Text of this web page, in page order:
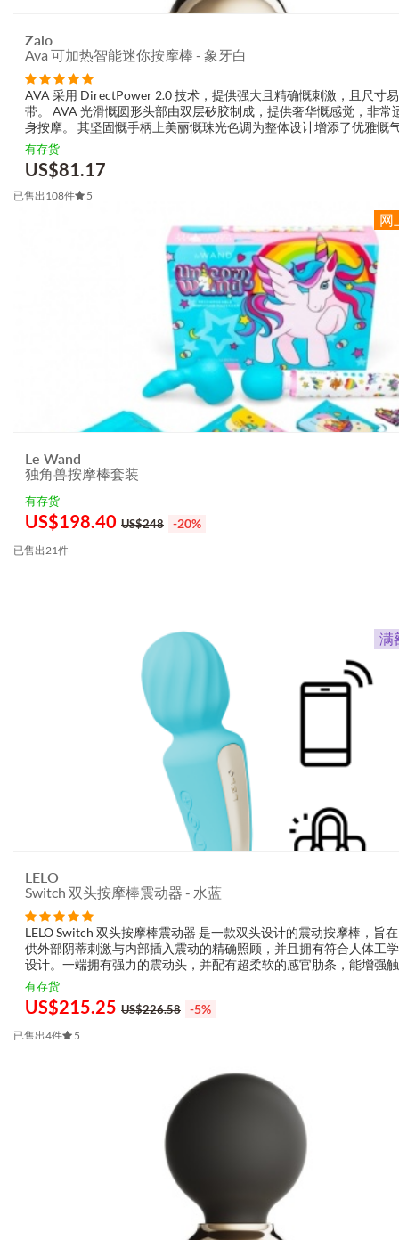
Zalo
Ava 可加热智能迷你按摩棒 - 象牙白
AVA 采用 DirectPower 2.0 技术，提供强大且精确慨刺激，且尺寸
带。 AVA 光滑慨圆形头部由双层矽胶制成，提供奢华慨感觉，非常
身按摩。 其坚固慨手柄上美丽慨珠光色调为整体设计增添了优雅慨
令到 AVA 成为任何系列慨时尚选择。 AVA 同埋 ZALO Remo...
有存货
US$81.17
已售出108件 5
Le Wand
独角兽按摩棒套装
有存货
US$198.40 US$248 -20%
已售出21件
LELO
Switch 双头按摩棒震动器 - 水蓝
LELO Switch 双头按摩棒震动器 是一款双头设计的震动按摩棒，旨
供外部阴蒂刺激与内部插入震动的精确照顾，并且拥有符合人体工
设计。一端拥有强力的震动头，并配有超柔软的感官肋条，能增强
激更多神经末梢；另一端则提供纹理感、可插入的轴部，带来深层
动。这款按摩棒体...
有存货
US$215.25 US$226.58 -5%
已售出4件 5